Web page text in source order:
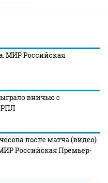
МИР Российская
вничью с
РПЛ
после матча (видео).
Российская Премьер-